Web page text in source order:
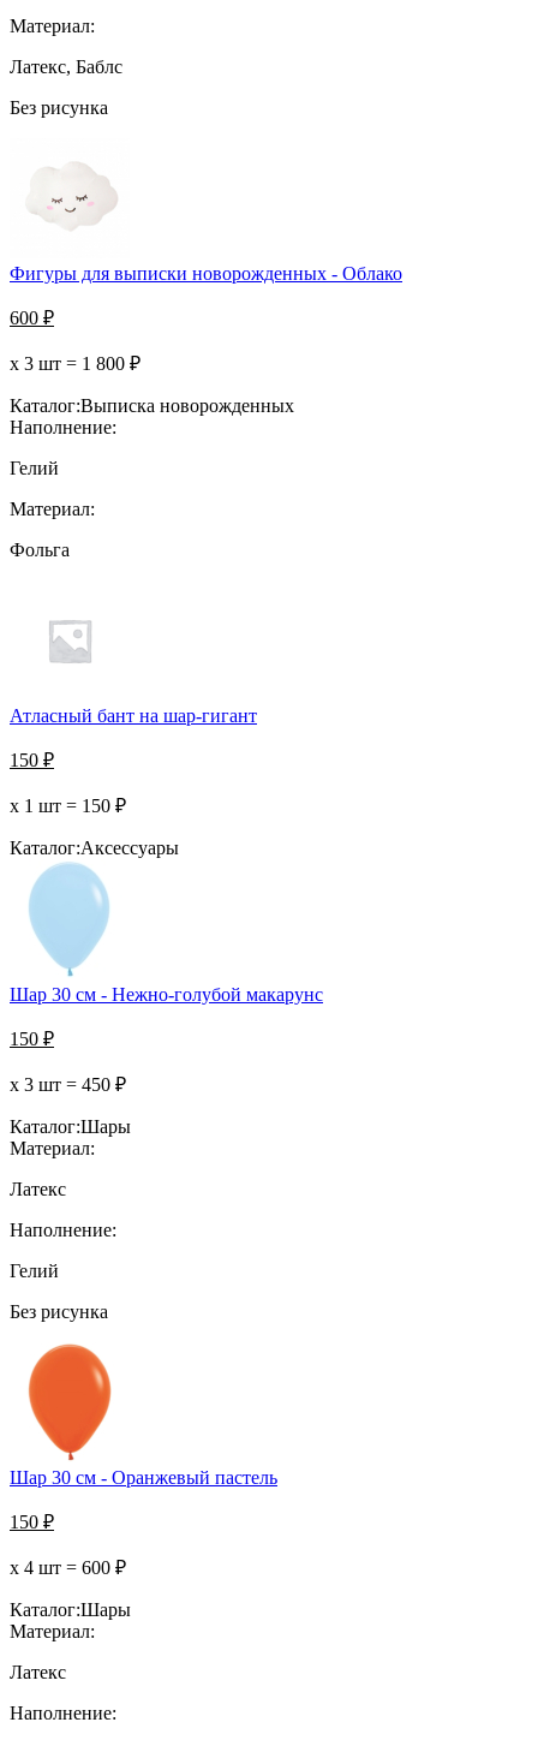
Материал:
Латекс, Баблс
Без рисунка
Фигуры для выписки новорожденных - Облако
600 ₽
х 3 шт = 1 800 ₽
Каталог:Выписка новорожденных
Наполнение:
Гелий
Материал:
Фольга
Атласный бант на шар-гигант
150 ₽
х 1 шт = 150 ₽
Каталог:Аксессуары
Шар 30 см - Нежно-голубой макарунс
150 ₽
х 3 шт = 450 ₽
Каталог:Шары
Материал:
Латекс
Наполнение:
Гелий
Без рисунка
Шар 30 см - Оранжевый пастель
150 ₽
х 4 шт = 600 ₽
Каталог:Шары
Материал:
Латекс
Наполнение: